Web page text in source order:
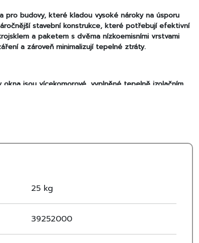
pro budovy, které kladou vysoké nároky na úsporu
stavební konstrukce, které potřebují efektivní
a paketem s dvěma nízkoemisními vrstvami
a zároveň minimalizují tepelné ztráty.
okna jsou vícekomorové, vyplněné tepelně izolačním
vnitřního klimatu.
pohodlné používání i bezpečné větrání.
ideální pro místnosti s vyšší vlhkostí, jako jsou
proti vlhkosti.
25 kg
39252000